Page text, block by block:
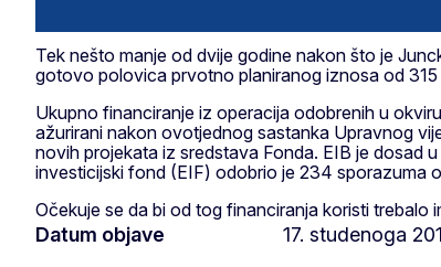
Tek nešto manje od dvije godine nakon što je
gotovo polovica prvotno planiranog iznosa od 315
Ukupno financiranje iz operacija odobrenih u
ažurirani nakon ovotjednog sastanka Upravnog
novih projekata iz sredstava Fonda. EIB je dosad
investicijski fond (EIF) odobrio je 234 sporazuma
Očekuje se da bi od tog financiranja koristi
Datum objave 17. studenoga